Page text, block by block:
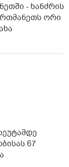
- ხანძრის
ორი
67